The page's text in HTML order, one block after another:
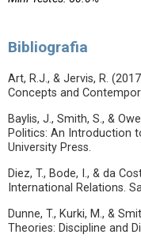
Bibliografia
Art, R.J., & Jervis, R.
Concepts and
Baylis, J., Smith, S., &
Politics: An Introduction
University Press.
Diez, T., Bode, I., & da
International Relations.
Dunne, T., Kurki, M., &
Theories: Discipline and